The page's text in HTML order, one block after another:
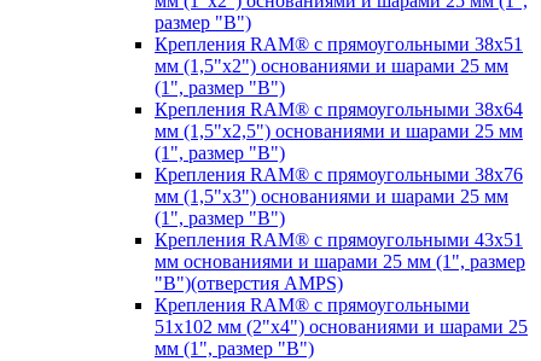
размер "B")
Крепления RAM® с прямоугольными 38х51
мм (1,5"х2") основаниями и шарами 25 мм
(1", размер "B")
Крепления RAM® с прямоугольными 38х64
мм (1,5"х2,5") основаниями и шарами 25 мм
(1", размер "B")
Крепления RAM® с прямоугольными 38х76
мм (1,5"х3") основаниями и шарами 25 мм
(1", размер "B")
Крепления RAM® с прямоугольными 43x51
мм основаниями и шарами 25 мм (1", размер
"B")(отверстия AMPS)
Крепления RAM® с прямоугольными
51х102 мм (2"х4") основаниями и шарами 25
мм (1", размер "B")